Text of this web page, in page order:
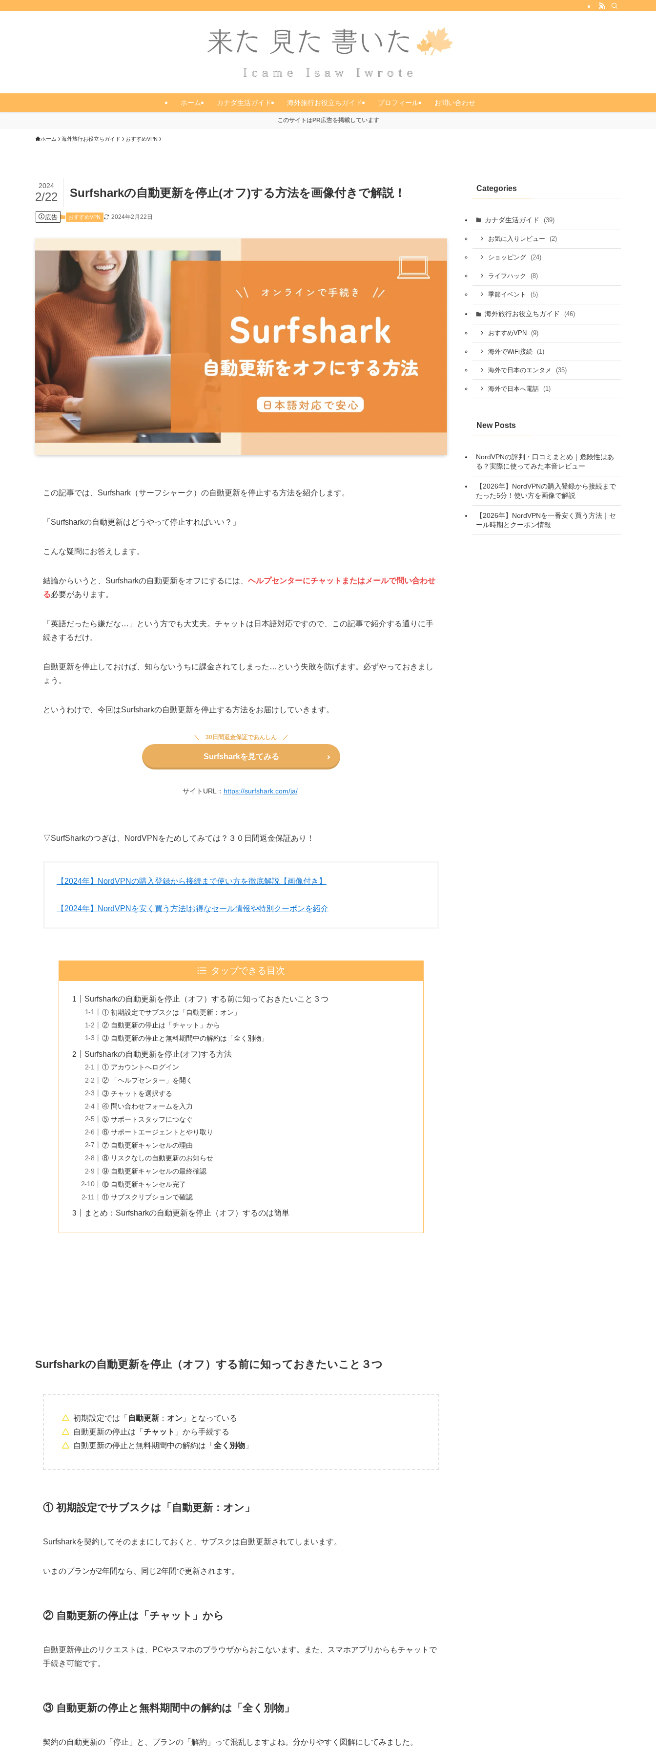
ホーム カナダ生活ガイド 海外旅行お役立ちガイド プロフィール お問い合わせ
このサイトはPR広告を掲載しています
ホーム 海外旅行お役立ちガイド おすすめVPN
Surfsharkの自動更新を停止(オフ)する方法を画像付きで解説！
2024
2/22
広告 おすすめVPN 2024年2月22日
この記事では、Surfshark（サーフシャーク）の自動更新を停止する方法を紹介します。
「Surfsharkの自動更新はどうやって停止すればいい？」
こんな疑問にお答えします。
結論からいうと、Surfsharkの自動更新をオフにするには、 ヘルプセンターにチャットまたはメールで問い合わせ
る必要があります。
「英語だったら嫌だな…」という方でも大丈夫。チャットは日本語対応ですので、この記事で紹介する通りに手
続きするだけ。
自動更新を停止しておけば、知らないうちに課金されてしまった…という失敗を防げます。必ずやっておきまし
ょう。
というわけで、今回はSurfsharkの自動更新を停止する方法をお届けしていきます。
30日間返金保証であんしん
Surfsharkを見てみる
サイトURL： https://surfshark.com/ja/
▽SurfSharkのつぎは、NordVPNをためしてみては？３０日間返金保証あり！
【2024年】NordVPNの購入登録から接続まで使い方を徹底解説【画像付き】
【2024年】NordVPNを安く買う方法!お得なセール情報や特別クーポンを紹介
タップできる目次
Surfsharkの自動更新を停止（オフ）する前に知っておきたいこと３つ
① 初期設定でサブスクは「自動更新：オン」
② 自動更新の停止は「チャット」から
③ 自動更新の停止と無料期間中の解約は「全く別物」
Surfsharkの自動更新を停止(オフ)する方法
① アカウントへログイン
② 「ヘルプセンター」を開く
③ チャットを選択する
④ 問い合わせフォームを入力
⑤ サポートスタッフにつなぐ
⑥ サポートエージェントとやり取り
⑦ 自動更新キャンセルの理由
⑧ リスクなしの自動更新のお知らせ
⑨ 自動更新キャンセルの最終確認
⑩ 自動更新キャンセル完了
⑪ サブスクリプションで確認
まとめ：Surfsharkの自動更新を停止（オフ）するのは簡単
Surfsharkの自動更新を停止（オフ）する前に知っておきたいこと３つ
初期設定では「 自動更新 ： オン 」となっている
自動更新の停止は「 チャット 」から手続する
自動更新の停止と無料期間中の解約は「 全く別物 」
① 初期設定でサブスクは「自動更新：オン」
Surfsharkを契約してそのままにしておくと、サブスクは自動更新されてしまいます。
いまのプランが2年間なら、同じ2年間で更新されます。
② 自動更新の停止は「チャット」から
自動更新停止のリクエストは、PCやスマホのブラウザからおこないます。また、スマホアプリからもチャットで
手続き可能です。
③ 自動更新の停止と無料期間中の解約は「全く別物」
契約の自動更新の「停止」と、プランの「解約」って混乱しますよね。分かりやすく図解にしてみました。
Categories
カナダ生活ガイド (39)
お気に入りレビュー (2)
ショッピング (24)
ライフハック (8)
季節イベント (5)
海外旅行お役立ちガイド (46)
おすすめVPN (9)
海外でWiFi接続 (1)
海外で日本のエンタメ (35)
海外で日本へ電話 (1)
New Posts
NordVPNの評判・口コミまとめ｜危険性はあ
る？実際に使ってみた本音レビュー
【2026年】NordVPNの購入登録から接続まで
たった5分！使い方を画像で解説
【2026年】NordVPNを一番安く買う方法｜セ
ール時期とクーポン情報